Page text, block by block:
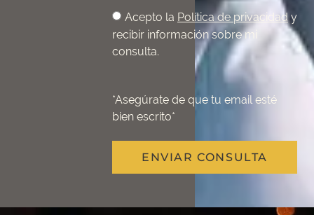
Acepto la Política de privacidad y
recibir información sobre mi
consulta.
*Asegúrate de que tu email esté
bien escrito*
ENVIAR CONSULTA